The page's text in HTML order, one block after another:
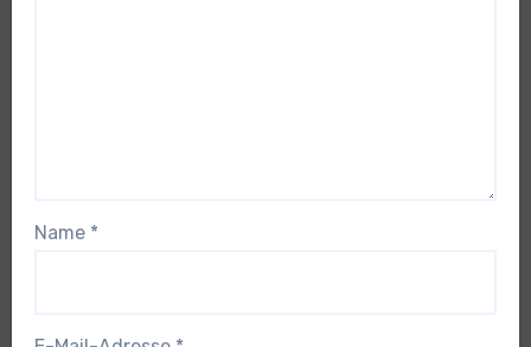
Name *